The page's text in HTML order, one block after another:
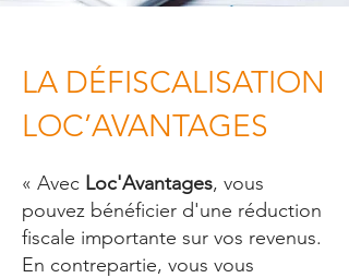
LA DÉFISCALISATION
LOC’AVANTAGES
« Avec Loc'Avantages, vous
pouvez bénéficier d'une réduction
fiscale importante sur vos revenus.
En contrepartie, vous vous